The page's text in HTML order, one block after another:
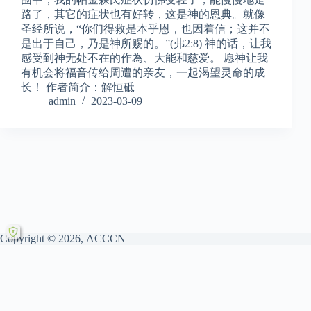
路了，其它的症状也有好转，这是神的恩典。就像
圣经所说，“你们得救是本乎恩，也因着信；这并不
是出于自己，乃是神所赐的。”(弗2:8) 神的话，让我
感受到神无处不在的作為、大能和慈爱。 愿神让我
有机会将福音传给周遭的亲友，一起渴望灵命的成
长！ 作者简介：解恒砥
admin
2023-03-09
Copyright © 2026, ACCCN